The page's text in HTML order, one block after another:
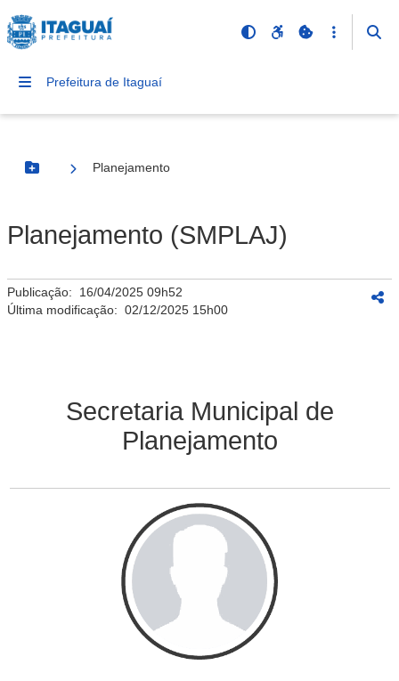
Prefeitura de Itaguaí
Botão Menu
Planejamento
Planejamento (SMPLAJ)
Publicação: 16/04/2025 09h52
Última modificação: 02/12/2025 15h00
Secretaria Municipal de
Planejamento